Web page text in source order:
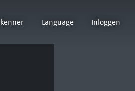
Language Inloggen